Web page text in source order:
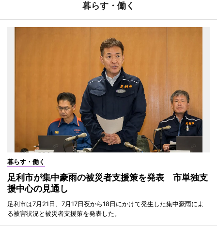
暮らす・働く
暮らす・働く
足利市が集中豪雨の被災者支援策を発表 市単独支
援中心の見通し
足利市は7月21日、7月17日夜から18日にかけて発生した集中豪雨によ
る被害状況と被災者支援策を発表した。